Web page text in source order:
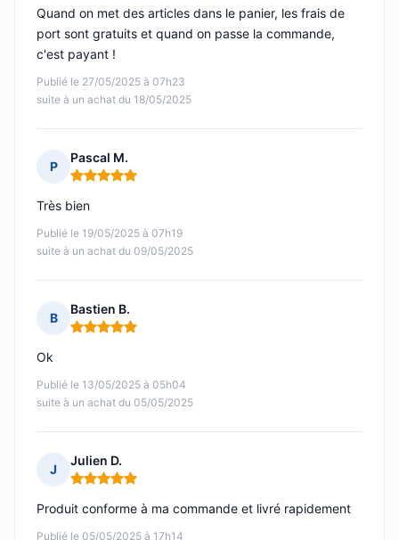
Publié le 27/05/2025 à 07h23
suite à un achat du 18/05/2025
Quand on met des articles dans le panier, les frais de
port sont gratuits et quand on passe la commande,
c'est payant !
P
Pascal M.
Note : 5 sur 5
Publié le 19/05/2025 à 07h19
suite à un achat du 09/05/2025
Très bien
B
Bastien B.
Note : 5 sur 5
Publié le 13/05/2025 à 05h04
suite à un achat du 05/05/2025
Ok
J
Julien D.
Note : 5 sur 5
Publié le 05/05/2025 à 17h14
Produit conforme à ma commande et livré rapidement